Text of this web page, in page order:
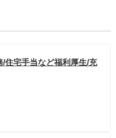
住宅手当など福利厚生/充